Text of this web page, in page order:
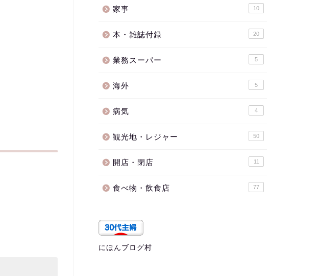
家事 10
本・雑誌付録 20
業務スーパー 5
海外 5
病気 4
観光地・レジャー 50
開店・閉店 11
食べ物・飲食店 77
にほんブログ村